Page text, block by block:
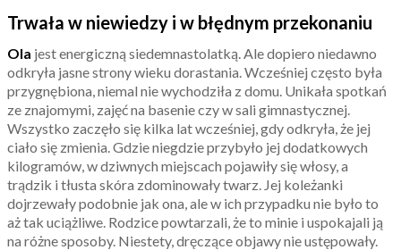
Trwała w niewiedzy i w błędnym przekonaniu
Ola jest energiczną siedemnastolatką. Ale dopiero niedawno
odkryła jasne strony wieku dorastania. Wcześniej często była
przygnębiona, niemal nie wychodziła z domu. Unikała spotkań
ze znajomymi, zajęć na basenie czy w sali gimnastycznej.
Wszystko zaczęło się kilka lat wcześniej, gdy odkryła, że jej
ciało się zmienia. Gdzie niegdzie przybyło jej dodatkowych
kilogramów, w dziwnych miejscach pojawiły się włosy, a
trądzik i tłusta skóra zdominowały twarz. Jej koleżanki
dojrzewały podobnie jak ona, ale w ich przypadku nie było to
aż tak uciążliwe. Rodzice powtarzali, że to minie i uspokajali ją
na różne sposoby. Niestety, dręczące objawy nie ustępowały.